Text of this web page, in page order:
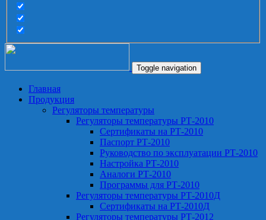
Toggle navigation
Главная
Продукция
Регуляторы температуры
Регуляторы температуры РТ-2010
Сертификаты на РТ-2010
Паспорт РТ-2010
Руководство по эксплуатации РТ-2010
Настройка РТ-2010
Аналоги РТ-2010
Программы для РТ-2010
Регуляторы температуры РТ-2010Д
Сертификаты на РТ-2010Д
Регуляторы температуры РТ-2012